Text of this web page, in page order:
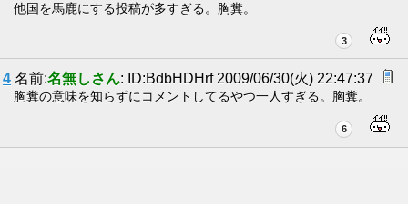
他国を馬鹿にする投稿が多すぎる。胸糞。
3
4 名前:名無しさん: ID:BdbHDHrf 2009/06/30(火) 22:47:37
胸糞の意味を知らずにコメントしてるやつ一人すぎる。胸糞。
6